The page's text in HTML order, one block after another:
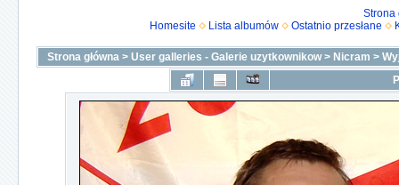
Strona
Homesite
Lista albumów Ostatnio przesłane
Strona główna > User galleries - Galerie uzytkownikow> Nicram >